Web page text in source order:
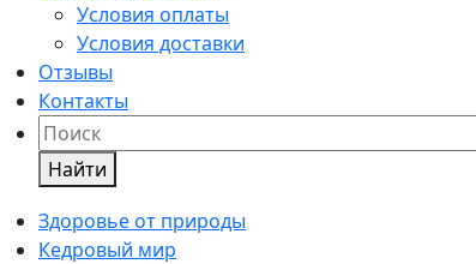
Условия оплаты
Условия доставки
Отзывы
Контакты
Найти
Здоровье от природы
Кедровый мир